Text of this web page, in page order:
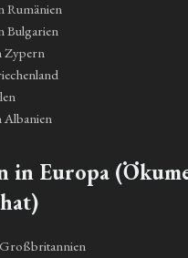
Rumänien
Bulgarien
Zypern
Albanien
in Europa